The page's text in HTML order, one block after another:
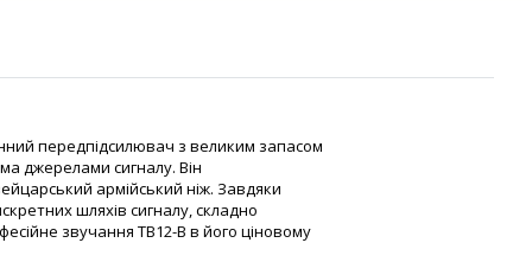
передпідсилювач з великим запасом
джерелами сигналу. Він
армійський ніж. Завдяки
шляхів сигналу, складно
звучання TB12-B в його ціновому